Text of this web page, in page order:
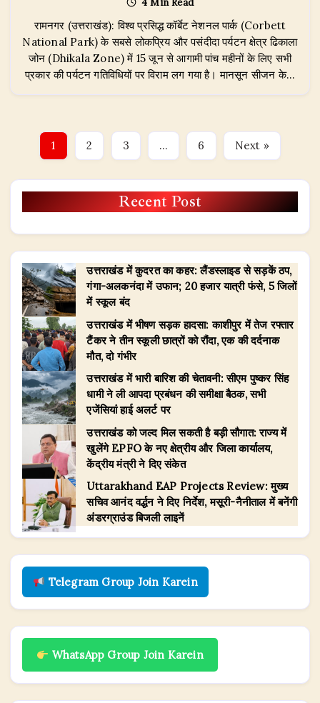
का
ढिकाला
जोन
15
जून
बंद,
में
कर
सफारी
रामनगर (उत्तराखंड): विश्व प्रसिद्ध कॉर्बेट नेशनल पार्क (Corbett
National Park) के सबसे लोकप्रिय और पसंदीदा पर्यटन क्षेत्र ढिकाला
जोन (Dhikala Zone) में 15 जून से आगामी पांच महीनों के लिए सभी
प्रकार की पर्यटन गतिविधियों पर विराम लग गया है। मानसून सीजन के…
1 2 3 … 6 Next »
Recent Post
उत्तराखंड में कुदरत का कहर: लैंडस्लाइड से सड़कें ठप,
गंगा-अलकनंदा में उफान; 20 हजार यात्री फंसे, 5 जिलों
में स्कूल बंद
उत्तराखंड में भीषण सड़क हादसा: काशीपुर में तेज रफ्तार
टैंकर ने तीन स्कूली छात्रों को रौंदा, एक की दर्दनाक
मौत, दो गंभीर
उत्तराखंड में भारी बारिश की चेतावनी: सीएम पुष्कर सिंह
धामी ने ली आपदा प्रबंधन की समीक्षा बैठक, सभी
एजेंसियां हाई अलर्ट पर
उत्तराखंड को जल्द मिल सकती है बड़ी सौगात: राज्य में
खुलेंगे EPFO के नए क्षेत्रीय और जिला कार्यालय,
केंद्रीय मंत्री ने दिए संकेत
​Uttarakhand EAP Projects Review: मुख्य
सचिव आनंद वर्द्धन ने दिए निर्देश, मसूरी-नैनीताल में बनेंगी
अंडरग्राउंड बिजली लाइनें
Telegram Group Join Karein
WhatsApp Group Join Karein